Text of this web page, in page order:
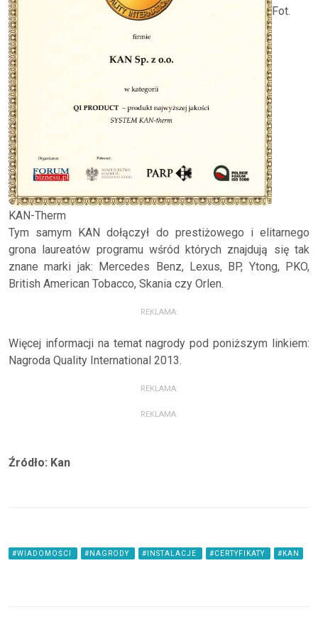
Fot.
KAN-Therm
Tym samym KAN dołączył do prestiżowego i elitarnego
grona laureatów programu wśród których znajdują się tak
znane marki jak: Mercedes Benz, Lexus, BP, Ytong, PKO,
British American Tobacco, Skania czy Orlen.
REKLAMA:
Więcej informacji na temat nagrody pod poniższym linkiem:
Nagroda Quality International 2013.
REKLAMA:
REKLAMA:
Źródło: Kan
#WIADOMOŚCI #NAGRODY #INSTALACJE #CERTYFIKATY #KAN